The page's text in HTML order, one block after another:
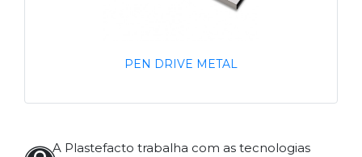
PEN DRIVE METAL
A Plastefacto trabalha com as tecnologias